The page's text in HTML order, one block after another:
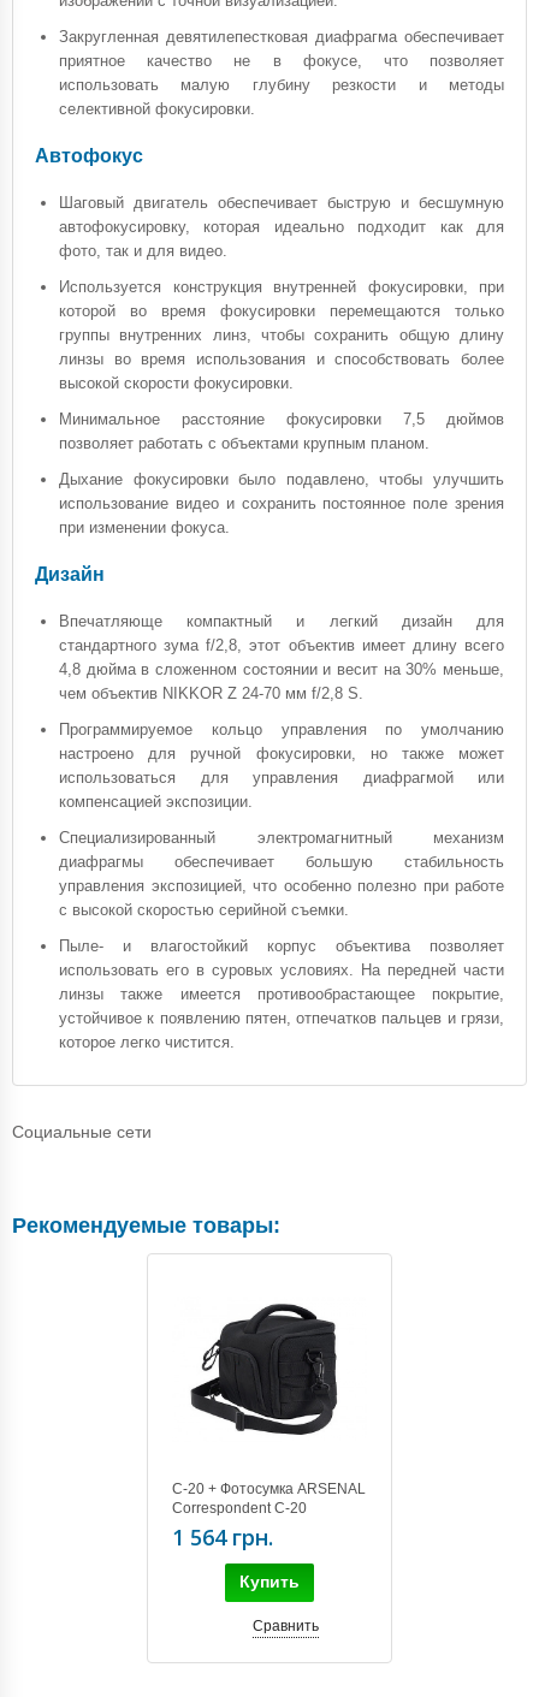
Закругленная девятилепестковая диафрагма обеспечивает
приятное качество не в фокусе, что позволяет
использовать малую глубину резкости и методы
селективной фокусировки.
Автофокус
Шаговый двигатель обеспечивает быструю и бесшумную
автофокусировку, которая идеально подходит как для
фото, так и для видео.
Используется конструкция внутренней фокусировки, при
которой во время фокусировки перемещаются только
группы внутренних линз, чтобы сохранить общую длину
линзы во время использования и способствовать более
высокой скорости фокусировки.
Минимальное расстояние фокусировки 7,5 дюймов
позволяет работать с объектами крупным планом.
Дыхание фокусировки было подавлено, чтобы улучшить
использование видео и сохранить постоянное поле зрения
при изменении фокуса.
Дизайн
Впечатляюще компактный и легкий дизайн для
стандартного зума f/2,8, этот объектив имеет длину всего
4,8 дюйма в сложенном состоянии и весит на 30% меньше,
чем объектив NIKKOR Z 24-70 мм f/2,8 S.
Программируемое кольцо управления по умолчанию
настроено для ручной фокусировки, но также может
использоваться для управления диафрагмой или
компенсацией экспозиции.
Специализированный электромагнитный механизм
диафрагмы обеспечивает большую стабильность
управления экспозицией, что особенно полезно при работе
с высокой скоростью серийной съемки.
Пыле- и влагостойкий корпус объектива позволяет
использовать его в суровых условиях. На передней части
линзы также имеется противообрастающее покрытие,
устойчивое к появлению пятен, отпечатков пальцев и грязи,
которое легко чистится.
Социальные сети
Рекомендуемые товары:
C-20 + Фотосумка ARSENAL
Correspondent C-20
1 564 грн.
Купить
Сравнить